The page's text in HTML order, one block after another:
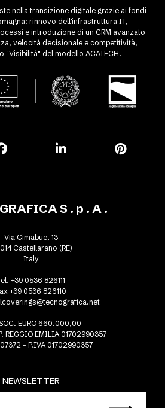
nella transizione digitale grazie ai fondi
rinnovo dell'infrastruttura IT,
e introduzione di un CRM avanzato
velocità decisionale e competitività,
"Visibilità" del modello ACATECH.
NEWSLETTER
S . p . A .
Via Cimabue, 13
Castellarano (RE)
Italy
+39 0536 826111
+39 0536 826110
EURO 660.000,00
REGGIO EMILIA 01702990357
- P.IVA 01702990357